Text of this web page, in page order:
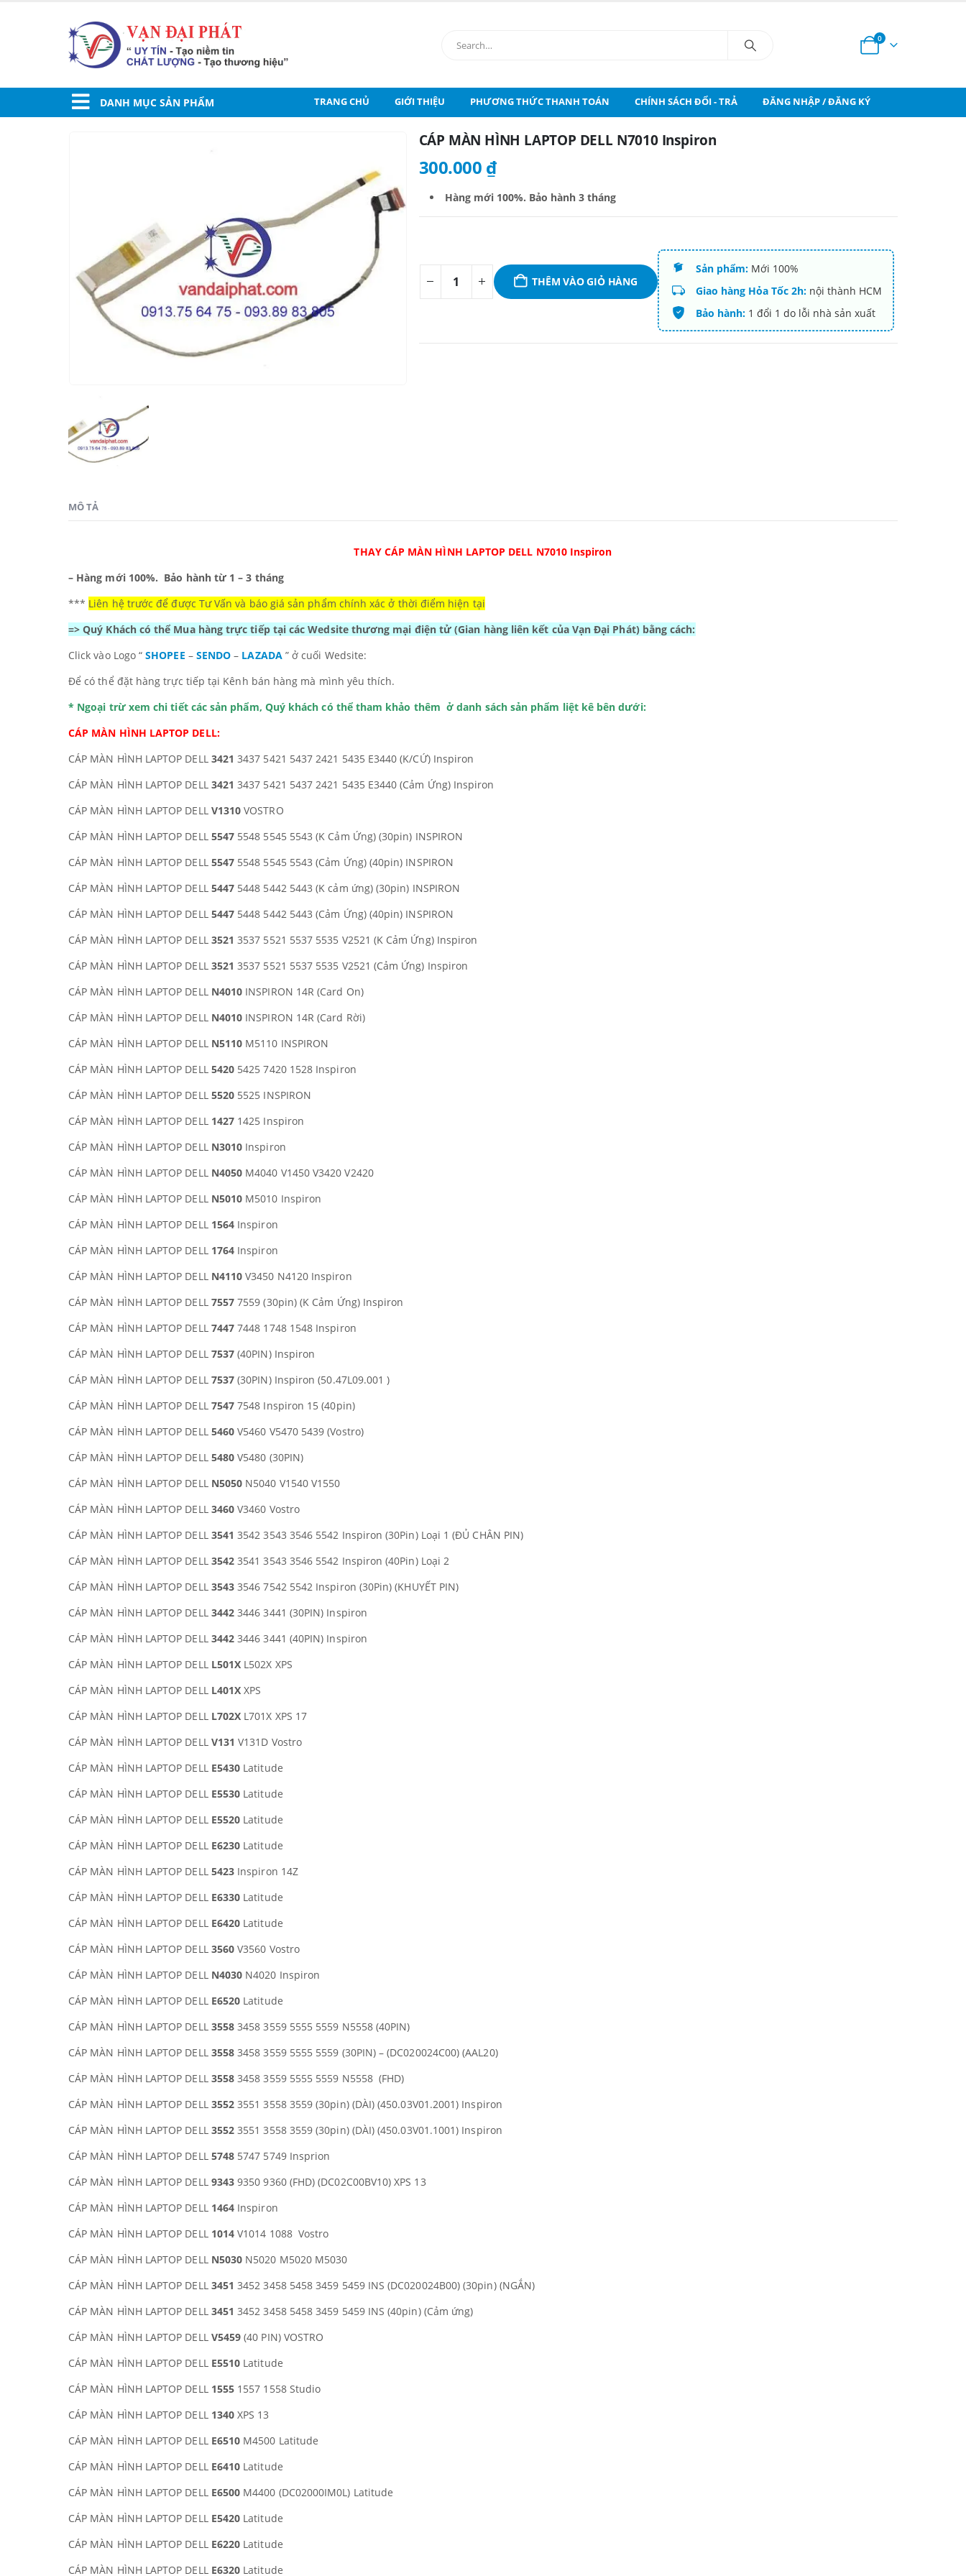
0
DANH MỤC SẢN PHẨM TRANG CHỦ GIỚI THIỆU PHƯƠNG THỨC THANH TOÁN CHÍNH SÁCH ĐỔI - TRẢ ĐĂNG NHẬP / ĐĂNG KÝ
CÁP MÀN HÌNH LAPTOP DELL N7010 Inspiron
300.000 ₫
Hàng mới 100%. Bảo hành 3 tháng
THÊM VÀO GIỎ HÀNG
Sản phẩm: Mới 100%
Giao hàng Hỏa Tốc 2h: nội thành HCM
Bảo hành: 1 đổi 1 do lỗi nhà sản xuất
MÔ TẢ
THAY CÁP MÀN HÌNH LAPTOP DELL N7010 Inspiron
– Hàng mới 100%. Bảo hành từ 1 – 3 tháng
*** Liên hệ trước để được Tư Vấn và báo giá sản phẩm chính xác ở thời điểm hiện tại
=> Quý Khách có thể Mua hàng trực tiếp tại các Wedsite thương mại điện tử(Gian hàng liên kết của Vạn Đại Phát) bằng cách:
Click vào Logo “ SHOPEE – SENDO – LAZADA ” ở cuối Wedsite:
Để có thể đặt hàng trực tiếp tại Kênh bán hàng mà mình yêu thích.
* Ngoại trừ xem chi tiết các sản phẩm, Quý khách có thể tham khảo thêm ở danh sách sản phẩm liệt kê bên dưới:
CÁP MÀN HÌNH LAPTOP DELL:
CÁP MÀN HÌNH LAPTOP DELL 3421 3437 5421 5437 2421 5435 E3440 (K/CỨ) Inspiron
CÁP MÀN HÌNH LAPTOP DELL 3421 3437 5421 5437 2421 5435 E3440 (Cảm Ứng) Inspiron
CÁP MÀN HÌNH LAPTOP DELL V1310 VOSTRO
CÁP MÀN HÌNH LAPTOP DELL 5547 5548 5545 5543 (K Cảm Ứng) (30pin) INSPIRON
CÁP MÀN HÌNH LAPTOP DELL 5547 5548 5545 5543 (Cảm Ứng) (40pin) INSPIRON
CÁP MÀN HÌNH LAPTOP DELL 5447 5448 5442 5443 (K cảm ứng) (30pin) INSPIRON
CÁP MÀN HÌNH LAPTOP DELL 5447 5448 5442 5443 (Cảm Ứng) (40pin) INSPIRON
CÁP MÀN HÌNH LAPTOP DELL 3521 3537 5521 5537 5535 V2521 (K Cảm Ứng) Inspiron
CÁP MÀN HÌNH LAPTOP DELL 3521 3537 5521 5537 5535 V2521 (Cảm Ứng) Inspiron
CÁP MÀN HÌNH LAPTOP DELL N4010 INSPIRON 14R (Card On)
CÁP MÀN HÌNH LAPTOP DELL N4010 INSPIRON 14R (Card Rời)
CÁP MÀN HÌNH LAPTOP DELL N5110 M5110 INSPIRON
CÁP MÀN HÌNH LAPTOP DELL 5420 5425 7420 1528 Inspiron
CÁP MÀN HÌNH LAPTOP DELL 5520 5525 INSPIRON
CÁP MÀN HÌNH LAPTOP DELL 1427 1425 Inspiron
CÁP MÀN HÌNH LAPTOP DELL N3010 Inspiron
CÁP MÀN HÌNH LAPTOP DELL N4050 M4040 V1450 V3420 V2420
CÁP MÀN HÌNH LAPTOP DELL N5010 M5010 Inspiron
CÁP MÀN HÌNH LAPTOP DELL 1564 Inspiron
CÁP MÀN HÌNH LAPTOP DELL 1764 Inspiron
CÁP MÀN HÌNH LAPTOP DELL N4110 V3450 N4120 Inspiron
CÁP MÀN HÌNH LAPTOP DELL 7557 7559 (30pin) (K Cảm Ứng) Inspiron
CÁP MÀN HÌNH LAPTOP DELL 7447 7448 1748 1548 Inspiron
CÁP MÀN HÌNH LAPTOP DELL 7537 (40PIN) Inspiron
CÁP MÀN HÌNH LAPTOP DELL 7537 (30PIN) Inspiron (50.47L09.001 )
CÁP MÀN HÌNH LAPTOP DELL 7547 7548 Inspiron 15 (40pin)
CÁP MÀN HÌNH LAPTOP DELL 5460 V5460 V5470 5439 (Vostro)
CÁP MÀN HÌNH LAPTOP DELL 5480 V5480 (30PIN)
CÁP MÀN HÌNH LAPTOP DELL N5050 N5040 V1540 V1550
CÁP MÀN HÌNH LAPTOP DELL 3460 V3460 Vostro
CÁP MÀN HÌNH LAPTOP DELL 3541 3542 3543 3546 5542 Inspiron (30Pin) Loại 1 (ĐỦ CHÂN PIN)
CÁP MÀN HÌNH LAPTOP DELL 3542 3541 3543 3546 5542 Inspiron (40Pin) Loại 2
CÁP MÀN HÌNH LAPTOP DELL 3543 3546 7542 5542 Inspiron (30Pin) (KHUYẾT PIN)
CÁP MÀN HÌNH LAPTOP DELL 3442 3446 3441 (30PIN) Inspiron
CÁP MÀN HÌNH LAPTOP DELL 3442 3446 3441 (40PIN) Inspiron
CÁP MÀN HÌNH LAPTOP DELL L501X L502X XPS
CÁP MÀN HÌNH LAPTOP DELL L401X XPS
CÁP MÀN HÌNH LAPTOP DELL L702X L701X XPS 17
CÁP MÀN HÌNH LAPTOP DELL V131 V131D Vostro
CÁP MÀN HÌNH LAPTOP DELL E5430 Latitude
CÁP MÀN HÌNH LAPTOP DELL E5530 Latitude
CÁP MÀN HÌNH LAPTOP DELL E5520 Latitude
CÁP MÀN HÌNH LAPTOP DELL E6230 Latitude
CÁP MÀN HÌNH LAPTOP DELL 5423 Inspiron 14Z
CÁP MÀN HÌNH LAPTOP DELL E6330 Latitude
CÁP MÀN HÌNH LAPTOP DELL E6420 Latitude
CÁP MÀN HÌNH LAPTOP DELL 3560 V3560 Vostro
CÁP MÀN HÌNH LAPTOP DELL N4030 N4020 Inspiron
CÁP MÀN HÌNH LAPTOP DELL E6520 Latitude
CÁP MÀN HÌNH LAPTOP DELL 3558 3458 3559 5555 5559 N5558 (40PIN)
CÁP MÀN HÌNH LAPTOP DELL 3558 3458 3559 5555 5559 (30PIN) – (DC020024C00) (AAL20)
CÁP MÀN HÌNH LAPTOP DELL 3558 3458 3559 5555 5559 N5558 (FHD)
CÁP MÀN HÌNH LAPTOP DELL 3552 3551 3558 3559 (30pin) (DÀI) (450.03V01.2001) Inspiron
CÁP MÀN HÌNH LAPTOP DELL 3552 3551 3558 3559 (30pin) (DÀI) (450.03V01.1001) Inspiron
CÁP MÀN HÌNH LAPTOP DELL 5748 5747 5749 Insprion
CÁP MÀN HÌNH LAPTOP DELL 9343 9350 9360 (FHD) (DC02C00BV10) XPS 13
CÁP MÀN HÌNH LAPTOP DELL 1464 Inspiron
CÁP MÀN HÌNH LAPTOP DELL 1014 V1014 1088 Vostro
CÁP MÀN HÌNH LAPTOP DELL N5030 N5020 M5020 M5030
CÁP MÀN HÌNH LAPTOP DELL 3451 3452 3458 5458 3459 5459 INS (DC020024B00) (30pin) (NGẮN)
CÁP MÀN HÌNH LAPTOP DELL 3451 3452 3458 5458 3459 5459 INS (40pin) (Cảm ứng)
CÁP MÀN HÌNH LAPTOP DELL V5459 (40 PIN) VOSTRO
CÁP MÀN HÌNH LAPTOP DELL E5510 Latitude
CÁP MÀN HÌNH LAPTOP DELL 1555 1557 1558 Studio
CÁP MÀN HÌNH LAPTOP DELL 1340 XPS 13
CÁP MÀN HÌNH LAPTOP DELL E6510 M4500 Latitude
CÁP MÀN HÌNH LAPTOP DELL E6410 Latitude
CÁP MÀN HÌNH LAPTOP DELL E6500 M4400 (DC02000IM0L) Latitude
CÁP MÀN HÌNH LAPTOP DELL E5420 Latitude
CÁP MÀN HÌNH LAPTOP DELL E6220 Latitude
CÁP MÀN HÌNH LAPTOP DELL E6320 Latitude